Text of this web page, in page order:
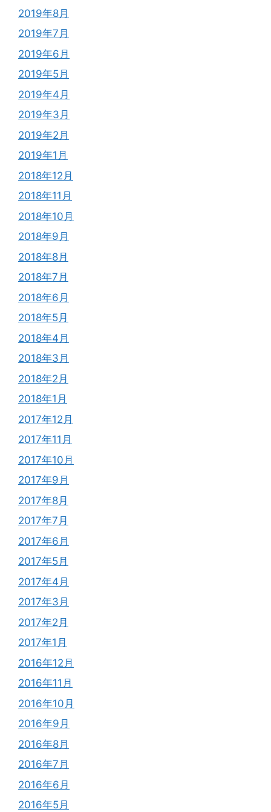
2019年8月
2019年7月
2019年6月
2019年5月
2019年4月
2019年3月
2019年2月
2019年1月
2018年12月
2018年11月
2018年10月
2018年9月
2018年8月
2018年7月
2018年6月
2018年5月
2018年4月
2018年3月
2018年2月
2018年1月
2017年12月
2017年11月
2017年10月
2017年9月
2017年8月
2017年7月
2017年6月
2017年5月
2017年4月
2017年3月
2017年2月
2017年1月
2016年12月
2016年11月
2016年10月
2016年9月
2016年8月
2016年7月
2016年6月
2016年5月